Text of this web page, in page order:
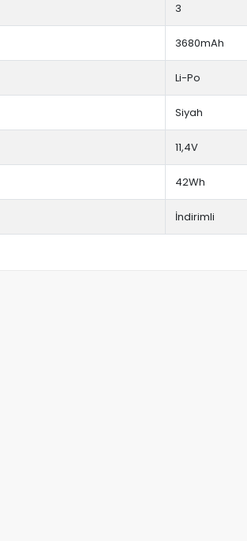
3
3680mAh
Li-Po
Siyah
11,4V
42Wh
İndirimli